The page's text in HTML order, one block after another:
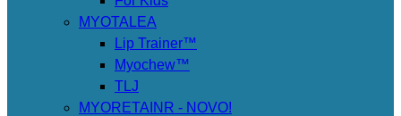
MYOTALEA
Lip Trainer™
Myochew™
TLJ
MYORETAINR - NOVO!